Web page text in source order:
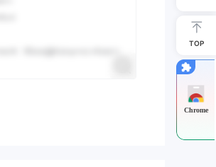
TOP
Chrome